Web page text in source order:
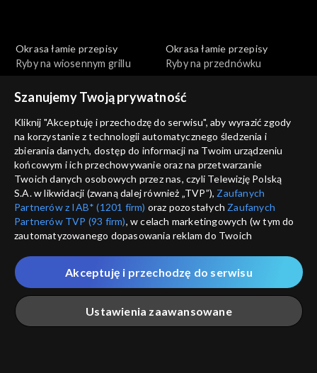
Okrasa łamie przepisy
Ryby na wiosennym grillu
Okrasa łamie przepisy
Ryby na przednówku
Okrasa łamie przepisy
Wszystko o tatarze
Okrasa łamie przepisy
Na polskim transatlantyku
Okrasa łamie przepisy
Ciasta z ognia
Okrasa łamie przepisy
Golonka inaczej
Szanujemy Twoją prywatność
Kliknij "Akceptuję i przechodzę do serwisu", aby wyrazić zgody
na korzystanie z technologii automatycznego śledzenia i
zbierania danych, dostęp do informacji na Twoim urządzeniu
końcowym i ich przechowywanie oraz na przetwarzanie
Twoich danych osobowych przez nas, czyli Telewizję Polską
S.A. w likwidacji (zwaną dalej również „TVP”), Zaufanych
Partnerów z IAB* (1201 firm) oraz pozostałych Zaufanych
Partnerów TVP (93 firm), w celach marketingowych (w tym do
zautomatyzowanego dopasowania reklam do Twoich
które wskazujemy poniżej, a także zgody na udostępnianie
przez nas identyfikatora PPID do Google.
Twoje dane osobowe zbierane podczas odwiedzania przez
Ciebie naszych
poszczególnych serwisówzwanych dalej
„Portalem”, w tym informacje zapisywane za pomocą
Ustawienia zaawansowane
Akceptuję i przechodzę do serwisu